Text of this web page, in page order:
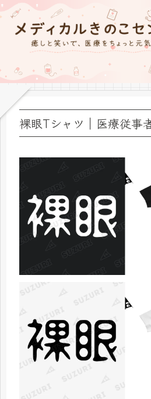
裸眼Tシャツ｜医療従事